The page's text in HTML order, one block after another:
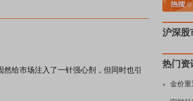
给市场注入了一针强心剂，但同时也引
A股估值分析全
沪深股
热门资
金价